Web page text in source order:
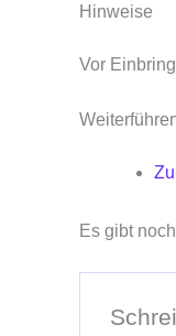
Hinweise
Vor
Es gibt